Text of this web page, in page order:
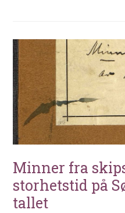
Minner fra
storhetstid på
tallet